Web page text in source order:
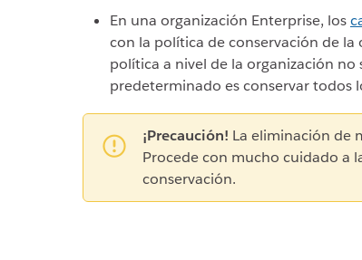
En una organización Enterprise, los
con la política de conservación de la
política a nivel de la organización
predeterminado es conservar todos
¡Precaución! La eliminación de
Procede con mucho cuidado a
conservación.